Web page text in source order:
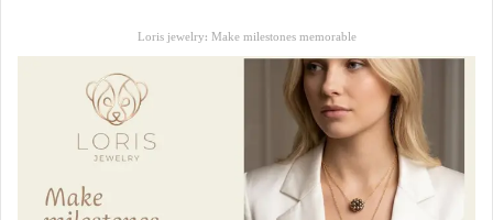
Loris jewelry: Make milestones memorable